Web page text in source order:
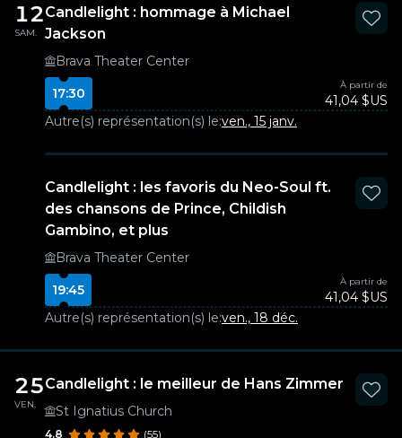
12
SAM.
Candlelight : hommage à Michael
Jackson
Brava Theater Center
17:30
À partir de
41,04 $US
Autre(s) représentation(s) le:ven., 15 janv.
Candlelight : les favoris du Neo-Soul ft.
des chansons de Prince, Childish
Gambino, et plus
Brava Theater Center
19:45
À partir de
41,04 $US
Autre(s) représentation(s) le:ven., 18 déc.
25
VEN.
Candlelight : le meilleur de Hans Zimmer
St Ignatius Church
4.8 (55)